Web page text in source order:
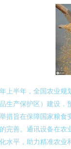
上半年，全国农业规
生产保护区）建设，
措旨在保障国家粮食
完善。通讯设备在农
水平，助力精准农业